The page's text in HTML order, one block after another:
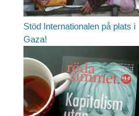
Stöd Internationalen på plats i
Gaza!